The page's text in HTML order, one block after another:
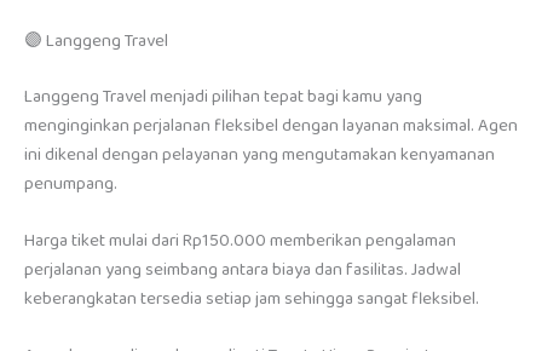
🟣 Langgeng Travel
Langgeng Travel menjadi pilihan tepat bagi kamu yang
menginginkan perjalanan fleksibel dengan layanan maksimal. Agen
ini dikenal dengan pelayanan yang mengutamakan kenyamanan
penumpang.
Harga tiket mulai dari Rp150.000 memberikan pengalaman
perjalanan yang seimbang antara biaya dan fasilitas. Jadwal
keberangkatan tersedia setiap jam sehingga sangat fleksibel.